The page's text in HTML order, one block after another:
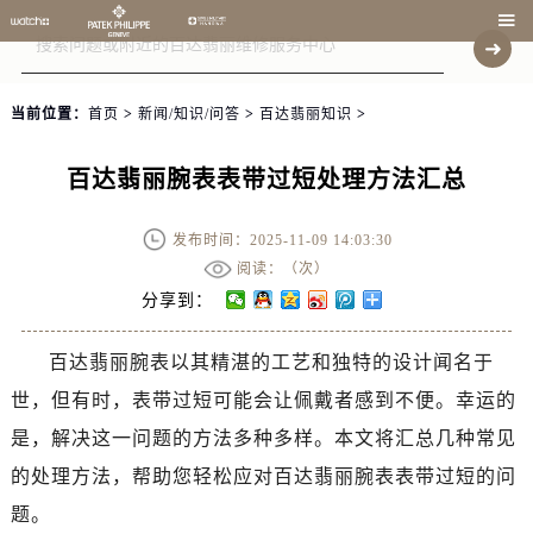

当前位置： 首页 > 新闻/知识/问答 > 百达翡丽知识 >
百达翡丽腕表表带过短处理方法汇总
发布时间：2025-11-09 14:03:30
阅读：（次）
分享到：
百达翡丽腕表以其精湛的工艺和独特的设计闻名于
世，但有时，表带过短可能会让佩戴者感到不便。幸运的
是，解决这一问题的方法多种多样。本文将汇总几种常见
的处理方法，帮助您轻松应对百达翡丽腕表表带过短的问
题。